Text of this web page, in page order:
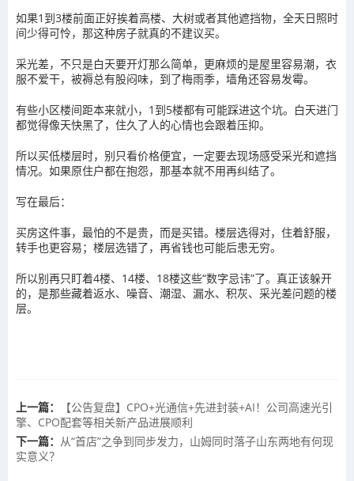
如果1到3楼前面正好挨着高楼、大树或者其他遮挡物，全天日照时
间少得可怜，那这种房子就真的不建议买。
采光差，不只是白天要开灯那么简单，更麻烦的是屋里容易潮，衣
服不爱干，被褥总有股闷味，到了梅雨季，墙角还容易发霉。
有些小区楼间距本来就小，1到5楼都有可能踩进这个坑。白天进门
都觉得像天快黑了，住久了人的心情也会跟着压抑。
所以买低楼层时，别只看价格便宜，一定要去现场感受采光和遮挡
情况。如果原住户都在抱怨，那基本就不用再纠结了。
写在最后：
买房这件事，最怕的不是贵，而是买错。楼层选得对，住着舒服，
转手也更容易；楼层选错了，再省钱也可能后患无穷。
所以别再只盯着4楼、14楼、18楼这些“数字忌讳”了。真正该躲开
的，是那些藏着返水、噪音、潮湿、漏水、积灰、采光差问题的楼
层。
上一篇：
【公告复盘】CPO+光通信+先进封装+AI！公司高速光引
擎、CPO配套等相关新产品进展顺利
下一篇： 从“首店”之争到同步发力，山姆同时落子山东两地有何现
实意义？